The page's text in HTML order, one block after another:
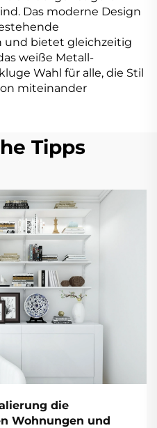
Das moderne Design
und bietet gleichzeitig
weiße Metall-
Wahl für alle, die Stil
miteinander
Tipps
die
Wohnungen und